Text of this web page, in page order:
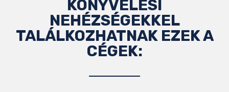
KÖNYVELÉSI
NEHÉZSÉGEKKEL
TALÁLKOZHATNAK EZEK A
CÉGEK: